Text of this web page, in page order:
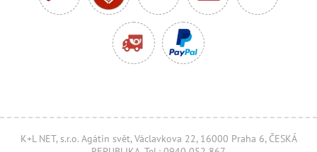
K+L NET, s.r.o. Agátin svět, Václavkova 22, 16000 Praha 6, ČESKÁ